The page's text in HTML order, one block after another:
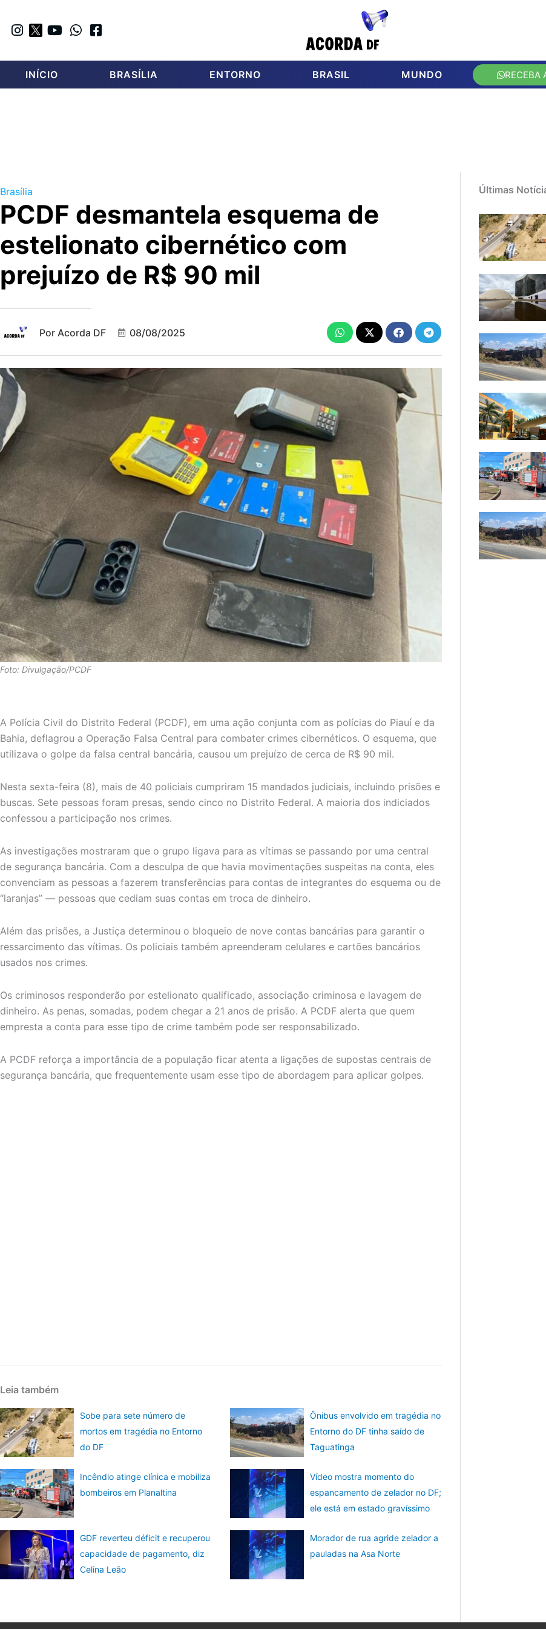
INÍCIO BRASÍLIA ENTORNO BRASIL MUNDO RECEBA
Brasília
PCDF desmantela esquema de
estelionato cibernético com
prejuízo de R$ 90 mil
Por Acorda DF 08/08/2025
Foto: Divulgação/PCDF
A Polícia Civil do Distrito Federal (PCDF), em uma ação conjunta com as polícias do Piauí e da
Bahia, deflagrou a Operação Falsa Central para combater crimes cibernéticos. O esquema, que
utilizava o golpe da falsa central bancária, causou um prejuízo de cerca de R$ 90 mil.
Nesta sexta-feira (8), mais de 40 policiais cumpriram 15 mandados judiciais, incluindo prisões e
buscas. Sete pessoas foram presas, sendo cinco no Distrito Federal. A maioria dos indiciados
confessou a participação nos crimes.
As investigações mostraram que o grupo ligava para as vítimas se passando por uma central
de segurança bancária. Com a desculpa de que havia movimentações suspeitas na conta, eles
convenciam as pessoas a fazerem transferências para contas de integrantes do esquema ou de
“laranjas” — pessoas que cediam suas contas em troca de dinheiro.
Além das prisões, a Justiça determinou o bloqueio de nove contas bancárias para garantir o
ressarcimento das vítimas. Os policiais também apreenderam celulares e cartões bancários
usados nos crimes.
Os criminosos responderão por estelionato qualificado, associação criminosa e lavagem de
dinheiro. As penas, somadas, podem chegar a 21 anos de prisão. A PCDF alerta que quem
empresta a conta para esse tipo de crime também pode ser responsabilizado.
A PCDF reforça a importância de a população ficar atenta a ligações de supostas centrais de
segurança bancária, que frequentemente usam esse tipo de abordagem para aplicar golpes.
Leia também
Sobe para sete número de
mortos em tragédia no Entorno
do DF
Ônibus envolvido em tragédia no
Entorno do DF tinha saído de
Taguatinga
Incêndio atinge clínica e mobiliza
bombeiros em Planaltina
Vídeo mostra momento do
espancamento de zelador no DF;
ele está em estado gravíssimo
GDF reverteu déficit e recuperou
capacidade de pagamento, diz
Celina Leão
Morador de rua agride zelador a
pauladas na Asa Norte
Últimas